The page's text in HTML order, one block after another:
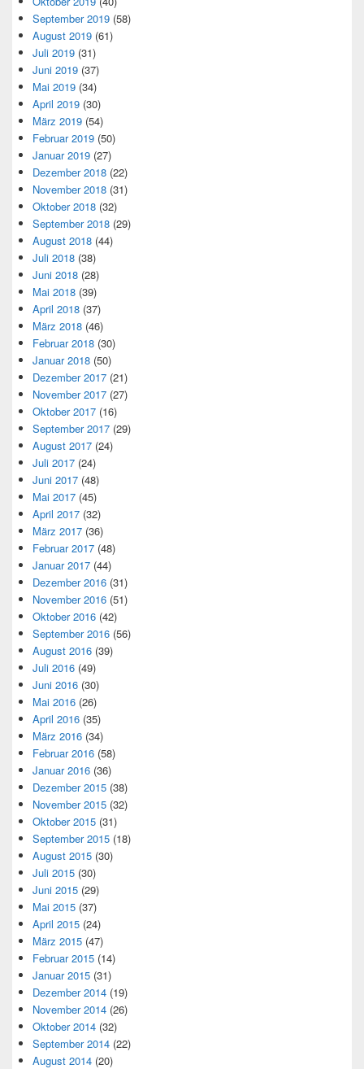
September 2019 (58)
August 2019 (61)
Juli 2019 (31)
Juni 2019 (37)
Mai 2019 (34)
April 2019 (30)
März 2019 (54)
Februar 2019 (50)
Januar 2019 (27)
Dezember 2018 (22)
November 2018 (31)
Oktober 2018 (32)
September 2018 (29)
August 2018 (44)
Juli 2018 (38)
Juni 2018 (28)
Mai 2018 (39)
April 2018 (37)
März 2018 (46)
Februar 2018 (30)
Januar 2018 (50)
Dezember 2017 (21)
November 2017 (27)
Oktober 2017 (16)
September 2017 (29)
August 2017 (24)
Juli 2017 (24)
Juni 2017 (48)
Mai 2017 (45)
April 2017 (32)
März 2017 (36)
Februar 2017 (48)
Januar 2017 (44)
Dezember 2016 (31)
November 2016 (51)
Oktober 2016 (42)
September 2016 (56)
August 2016 (39)
Juli 2016 (49)
Juni 2016 (30)
Mai 2016 (26)
April 2016 (35)
März 2016 (34)
Februar 2016 (58)
Januar 2016 (36)
Dezember 2015 (38)
November 2015 (32)
Oktober 2015 (31)
September 2015 (18)
August 2015 (30)
Juli 2015 (30)
Juni 2015 (29)
Mai 2015 (37)
April 2015 (24)
März 2015 (47)
Februar 2015 (14)
Januar 2015 (31)
Dezember 2014 (19)
November 2014 (26)
Oktober 2014 (32)
September 2014 (22)
August 2014 (20)